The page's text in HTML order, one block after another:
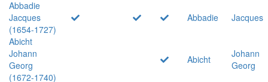
Abbadie
Jacques
(1654-1727)
Abbadie
Jacques
Abicht
Johann
Georg
(1672-1740)
Abicht
Johann
Georg